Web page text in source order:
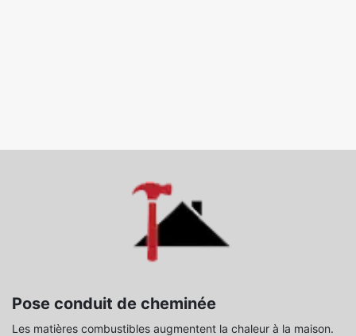
Pose conduit de cheminée
Les matières combustibles augmentent la chaleur à la maison.